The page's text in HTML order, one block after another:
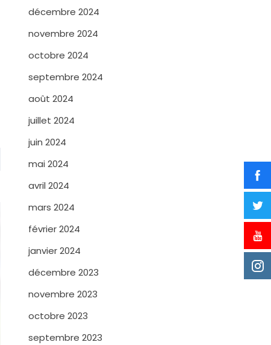
décembre 2024
novembre 2024
octobre 2024
septembre 2024
août 2024
juillet 2024
juin 2024
mai 2024
avril 2024
mars 2024
février 2024
janvier 2024
décembre 2023
novembre 2023
octobre 2023
septembre 2023